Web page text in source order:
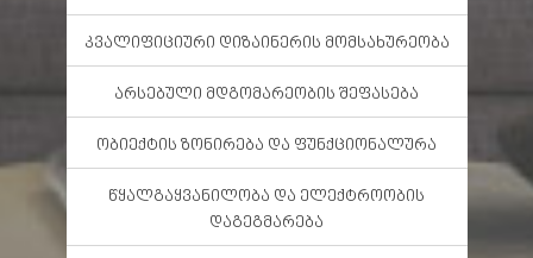
კვალიფიციური დიზაინერის მომსახურეობა
არსებული მდგომარეობის შეფასება
ობიექტის ზონირება და ფუნქციონალურა
წყალგაყვანილობა და ელექტროობის
დაგეგმარება